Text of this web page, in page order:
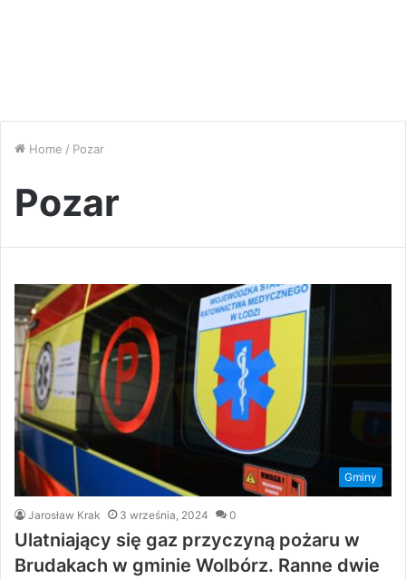
Home / Pozar
Pozar
Gminy
Jarosław Krak 3 września, 2024 0
Ulatniający się gaz przyczyną pożaru w
Brudakach w gminie Wolbórz. Ranne dwie